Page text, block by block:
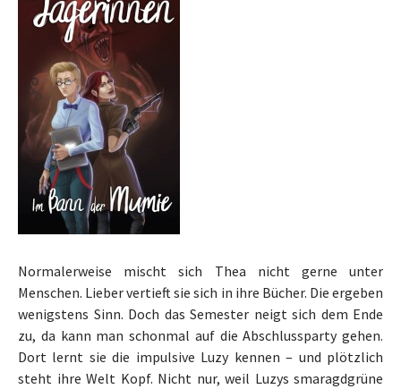
Normalerweise mischt sich Thea nicht gerne unter
Menschen. Lieber vertieft sie sich in ihre Bücher. Die ergeben
wenigstens Sinn. Doch das Semester neigt sich dem Ende
zu, da kann man schonmal auf die Abschlussparty gehen.
Dort lernt sie die impulsive Luzy kennen – und plötzlich
steht ihre Welt Kopf. Nicht nur, weil Luzys smaragdgrüne